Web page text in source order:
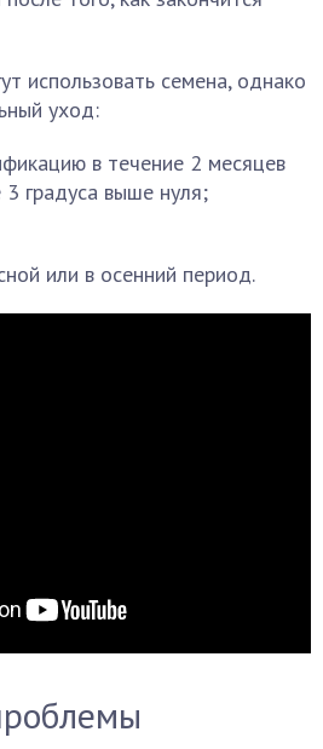
использовать семена, однако
уход:
в течение 2 месяцев
3 градуса выше нуля;
или в осенний период.